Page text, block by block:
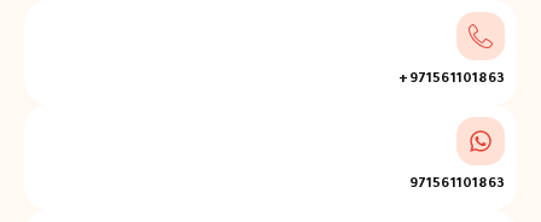
971561101863+
971561101863